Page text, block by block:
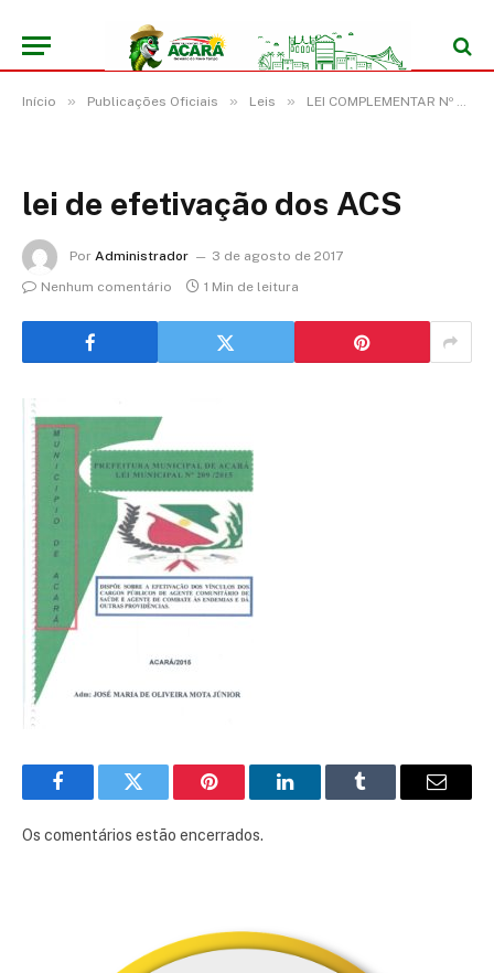
Início » Publicações Oficiais » Leis » LEI COMPLEMENTAR Nº 209/2015, DE 01 DE JULHO DE 2015
lei de efetivação dos ACS
Por Administrador
3 de agosto de 2017
Nenhum comentário
1 Min de leitura
FacebookTwitter Pinterest LinkedInTumblr
E-
Os comentários estão encerrados.